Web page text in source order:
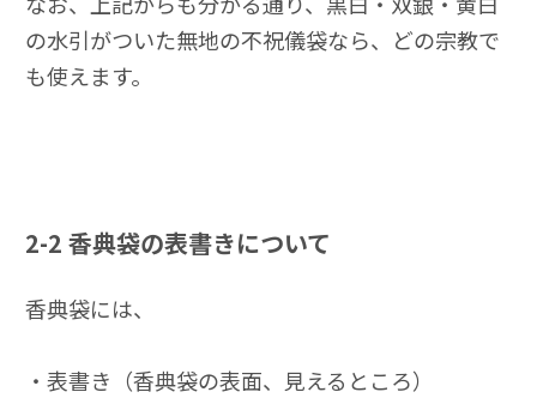
の水引がついた無地の不祝儀袋なら、どの宗教で
も使えます。
2-2 香典袋の表書きについて
香典袋には、
・表書き（香典袋の表面、見えるところ）